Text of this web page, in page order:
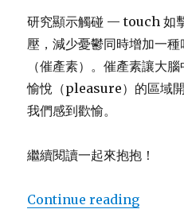
研究顯示觸碰 — touch 如
壓，減少憂鬱同時增加一
（催產素）。催產素讓大
愉悅（pleasure）的區域
我們感到歡愉。
繼續閱讀一起來抱抱！
Continue reading